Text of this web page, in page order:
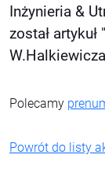
Inżynieria &
został
Polecamy
Powrót do listy